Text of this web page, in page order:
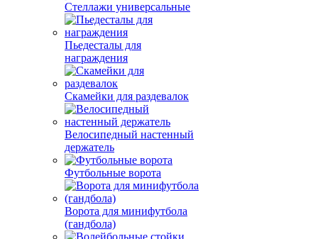
Стеллажи универсальные
Пьедесталы для
награждения
Скамейки для раздевалок
Велосипедный настенный
держатель
Футбольные ворота
Ворота для минифутбола
(гандбола)